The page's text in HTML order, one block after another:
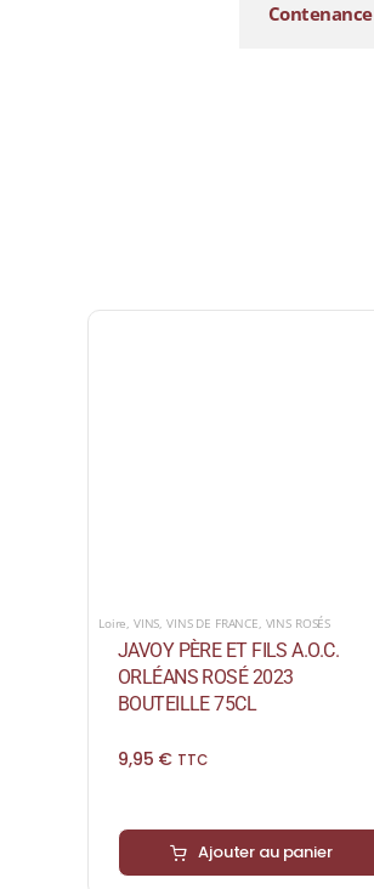
Contenance
Loire VINS ,VINS DE FRANCE VINS ROSÉS
JAVOY PÈRE ET FILS A.O.C.
ORLÉANS ROSÉ 2023
BOUTEILLE 75CL
9,95 € TTC
Ajouter au panier